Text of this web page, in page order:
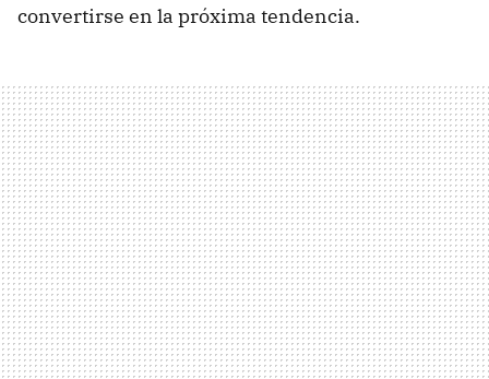
convertirse en la próxima tendencia.